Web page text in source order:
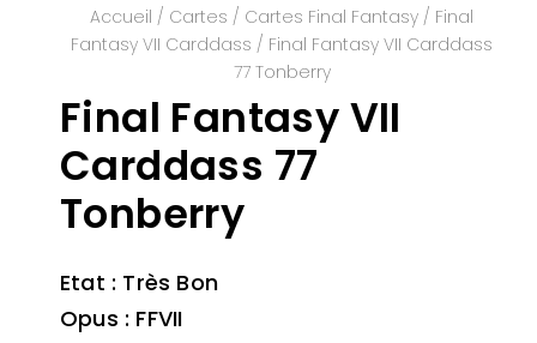
Accueil / Cartes / Cartes Final Fantasy / Final
Fantasy VII Carddass / Final Fantasy VII Carddass
77 Tonberry
Final Fantasy VII
Carddass 77
Tonberry
Etat : Très Bon
Opus : FFVII